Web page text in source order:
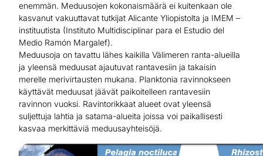
enemmän. Meduusojen kokonaismäärä ei kuitenkaan ole
kasvanut vakuuttavat tutkijat Alicante Yliopistolta ja IMEM –
instituutista (Instituto Multidisciplinar para el Estudio del
Medio Ramón Margalef).
Meduusoja on tavattu lähes kaikilla Välimeren ranta-alueilla
ja yleensä meduusat ajautuvat rantavesiin ja takaisin
merelle merivirtausten mukana. Planktonia ravinnokseen
käyttävät meduusat jäävät paikoitelleen rantavesiin
ravinnon vuoksi. Ravintorikkaat alueet ovat yleensä
suljettuja lahtia ja satama-alueita joissa voi paikallisesti
kasvaa merkittäviä meduusayhteisöjä.